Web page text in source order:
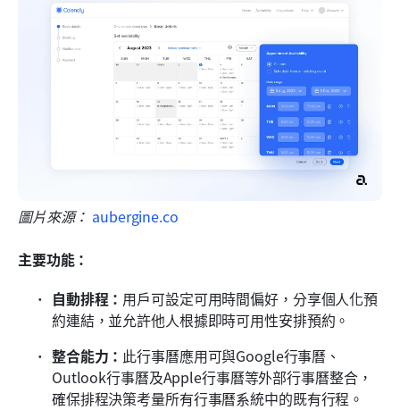
圖片來源： aubergine.co
主要功能：
自動排程： 用戶可設定可用時間偏好，分享個人化預
約連結，並允許他人根據即時可用性安排預約。
整合能力： 此行事曆應用可與Google行事曆、
Outlook行事曆及Apple行事曆等外部行事曆整合，
確保排程決策考量所有行事曆系統中的既有行程。